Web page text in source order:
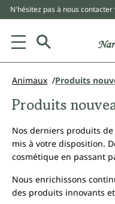
principal
N'hésitez pas à nous
Animaux Produits
Produits
Nos derniers produits
mis à votre disposition.
cosmétique en passant
Nous enrichissons
des produits innovants